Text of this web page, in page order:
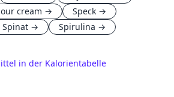
cream → Speck →
Spinat → Spirulina →
in der Kalorientabelle